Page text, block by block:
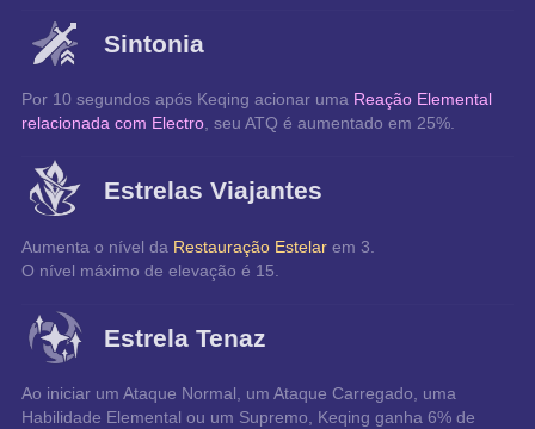
Sintonia
Por 10 segundos após Keqing acionar uma Reação Elemental
relacionada com Electro , seu ATQ é aumentado em 25%.
Estrelas Viajantes
Aumenta o nível da Restauração Estelar em 3.
O nível máximo de elevação é 15.
Estrela Tenaz
Ao iniciar um Ataque Normal, um Ataque Carregado, uma
Habilidade Elemental ou um Supremo, Keqing ganha 6% de